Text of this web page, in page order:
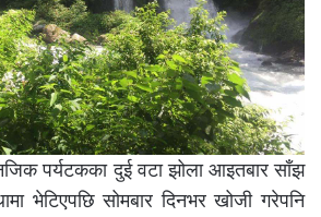
पर्यटकका दुई वटा झोला आइतबार साँझ
भेटिएपछि सोमबार दिनभर खोजी गरेपनि